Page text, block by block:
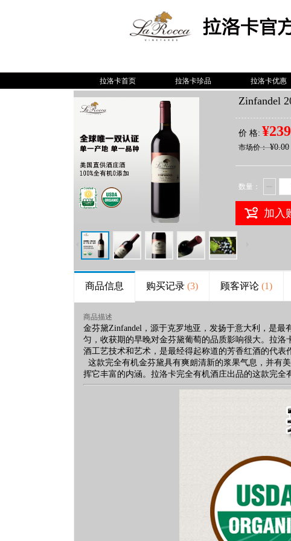
拉洛卡首页 拉洛卡珍品 拉洛卡优惠
Zinfandel
价 格:
市场价： ¥0.00
数量：
加入
商品信息 购买记录 (3) 顾客评论 (1)
商品描述
金芬黛Zinfandel，源于克罗地亚，发扬于意大利，是
匀，收获期的早晚对金芬黛葡萄的品质影响很大。拉
酒工艺技术和艺术，是最经得起称道的芳香红酒的代表
这款完全有机金芬黛具有爽朗清新的浆果气息，并有
挥它丰富的内涵。拉洛卡完全有机酒庄出品的这款完全